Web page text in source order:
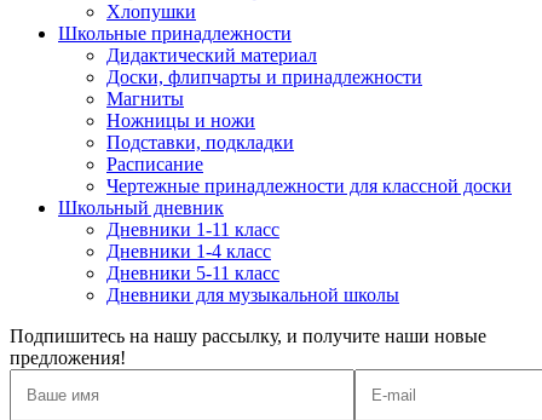
Хлопушки
Школьные принадлежности
Дидактический материал
Доски, флипчарты и принадлежности
Магниты
Ножницы и ножи
Подставки, подкладки
Расписание
Чертежные принадлежности для классной доски
Школьный дневник
Дневники 1-11 класс
Дневники 1-4 класс
Дневники 5-11 класс
Дневники для музыкальной школы
Подпишитесь на нашу рассылку, и получите наши новые
предложения!